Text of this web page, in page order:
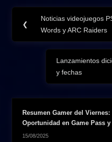
Navegación
de
entradas
❮
Previous
Post:
Noticias videojuegos
Words y ARC Raiders
Next
Post:
Lanzamientos
y fechas
Resumen Gamer del
Oportunidad en Game Pass
15/08/2025